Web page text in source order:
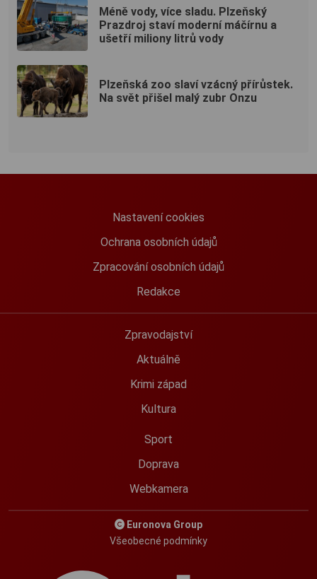
Méně vody, více sladu. Plzeňský
Prazdroj staví moderní máčírnu a
ušetří miliony litrů vody
Plzeňská zoo slaví vzácný přírůstek.
Na svět přišel malý zubr Onzu
Nastavení cookies
Ochrana osobních údajů
Zpracování osobních údajů
Redakce
Zpravodajství
Aktuálně
Krimi západ
Kultura
Sport
Doprava
Webkamera
Euronova Group
Všeobecné podmínky